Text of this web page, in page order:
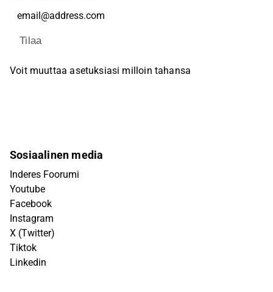
Tilaa
Voit muuttaa asetuksiasi milloin tahansa
Sosiaalinen media
Inderes Foorumi
Youtube
Facebook
Instagram
X (Twitter)
Tiktok
Linkedin